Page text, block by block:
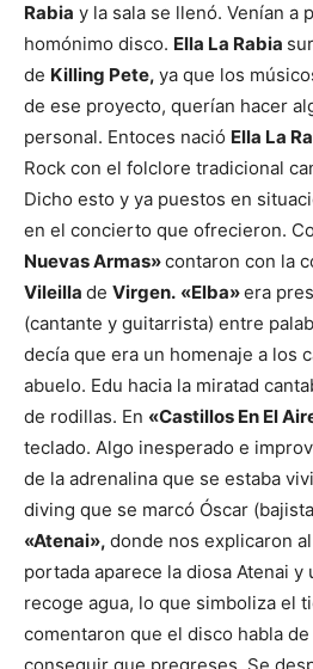
Rabia y la sala se llenó. Venían a
homónimo disco. Ella La Rabia
de Killing Pete, ya que los
de ese proyecto, querían hacer
personal. Entoces nació Ella La
Rock con el folclore tradicional
Dicho esto y ya puestos en
en el concierto que ofrecieron.
Nuevas Armas»contaron con la
Vileilla de Virgen. «Elba»era
(cantante y guitarrista) entre
decía que era un homenaje a los
abuelo. Edu hacia la miratad
de rodillas. En «Castillos En El
teclado. Algo inesperado e
de la adrenalina que se estaba
diving que se marcó Óscar
«Atenai», donde nos explicaron
portada aparece la diosa Atenai y
recoge agua, lo que simboliza el
comentaron que el disco habla